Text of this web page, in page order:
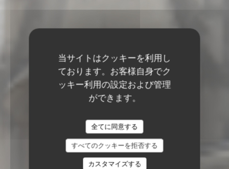
当サイトはクッキーを利用し
ております。お客様自身でク
ッキー利用の設定および管理
ができます。
全てに同意する
すべてのクッキーを拒否する
カスタマイズする
RESTAURANT SAISONS